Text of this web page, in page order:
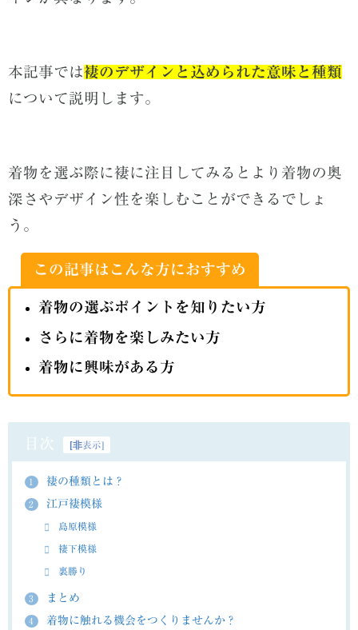
本記事では褄のデザインと込められた意味と種類
について説明します。
着物を選ぶ際に褄に注目してみるとより着物の奥
深さやデザイン性を楽しむことができるでしょ
う。
この記事はこんな方におすすめ
着物の選ぶポイントを知りたい方
さらに着物を楽しみたい方
着物に興味がある方
目次 [非表示]
1 褄の種類とは？
2 江戸褄模様
島原模様
褄下模様
裏勝り
3 まとめ
4 着物に触れる機会をつくりませんか？